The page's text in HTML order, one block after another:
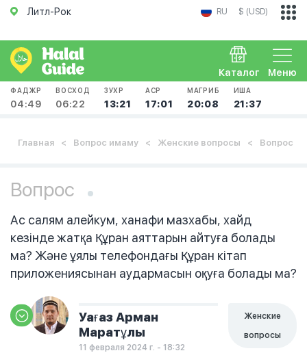
Литл-Рок RU $ (USD)
Меню
Каталог
ФАДЖР
04:49
ВОСХОД
06:22
ЗУХР
13:21
АСР
17:01
МАГРИБ
20:08
ИША
21:37
Главная Вопрос имаму Женские вопросы Вопрос
Вопрос
Ас салям алейкум, ханафи мазхабы, хайд
кезінде жатқа Құран аяттарын айтуға болады
ма? Және ұялы телефондағы Құран кітап
приложениясынан аудармасын оқуға болады ма?
Уағаз Арман
Маратұлы
11 февраля 2024 г. - 18:32
Женские
вопросы